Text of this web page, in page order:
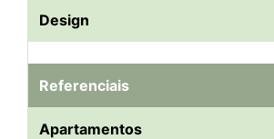
Design
Referenciais
Apartamentos